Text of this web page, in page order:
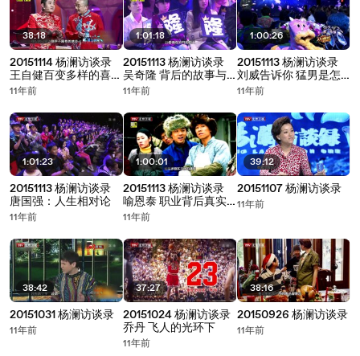
38:18
20151114 杨澜访谈录
王自健百变多样的喜剧
人生
11年前
1:01:23
20151113 杨澜访谈录
唐国强：人生相对论
11年前
38:42
20151031 杨澜访谈录
11年前
1:01:18
20151113 杨澜访谈录
吴奇隆 背后的故事与
经历
11年前
1:00:01
20151113 杨澜访谈录
喻恩泰 职业背后真实
的自己
11年前
37:27
20151024 杨澜访谈录
乔丹 飞人的光环下
11年前
1:00:26
20151113 杨澜访谈录
刘威告诉你 猛男是怎
样练成的
11年前
39:12
20151107 杨澜访谈录
11年前
38:16
20150926 杨澜访谈录
11年前